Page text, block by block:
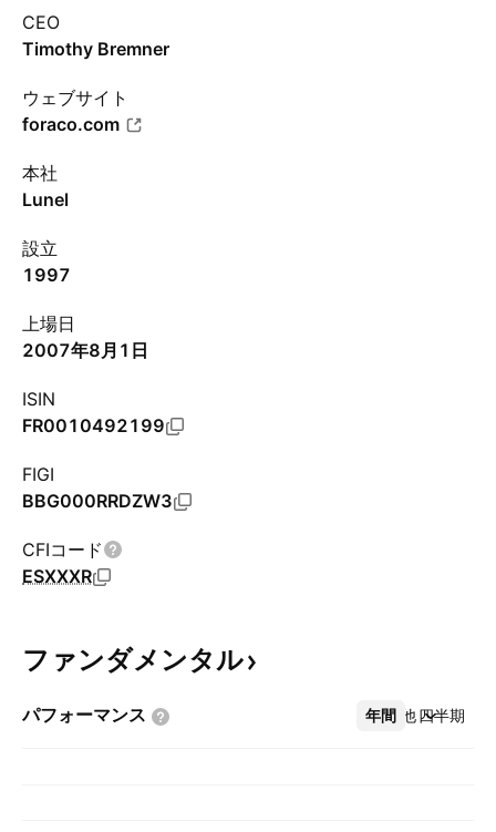
CEO
Timothy Bremner
ウェブサイト
foraco.com
本社
Lunel
設立
1997
上場日
2007年8月1日
ISIN
FR0010492199
FIGI
BBG000RRDZW3
CFIコード
ESXXXR
ファンダメンタル
パフォーマンス 年間 四半期
その他